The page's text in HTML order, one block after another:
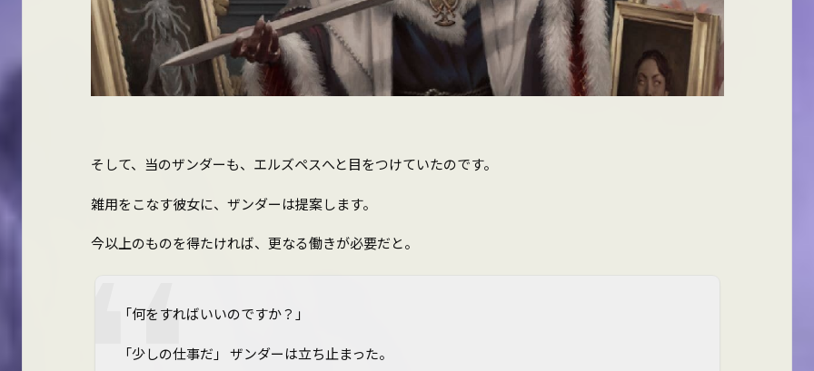
そして、当のザンダーも、エルズペスへと目をつけていたのです。
雑用をこなす彼女に、ザンダーは提案します。
今以上のものを得たければ、更なる働きが必要だと。
「何をすればいいのですか？」
「少しの仕事だ」 ザンダーは立ち止まった。